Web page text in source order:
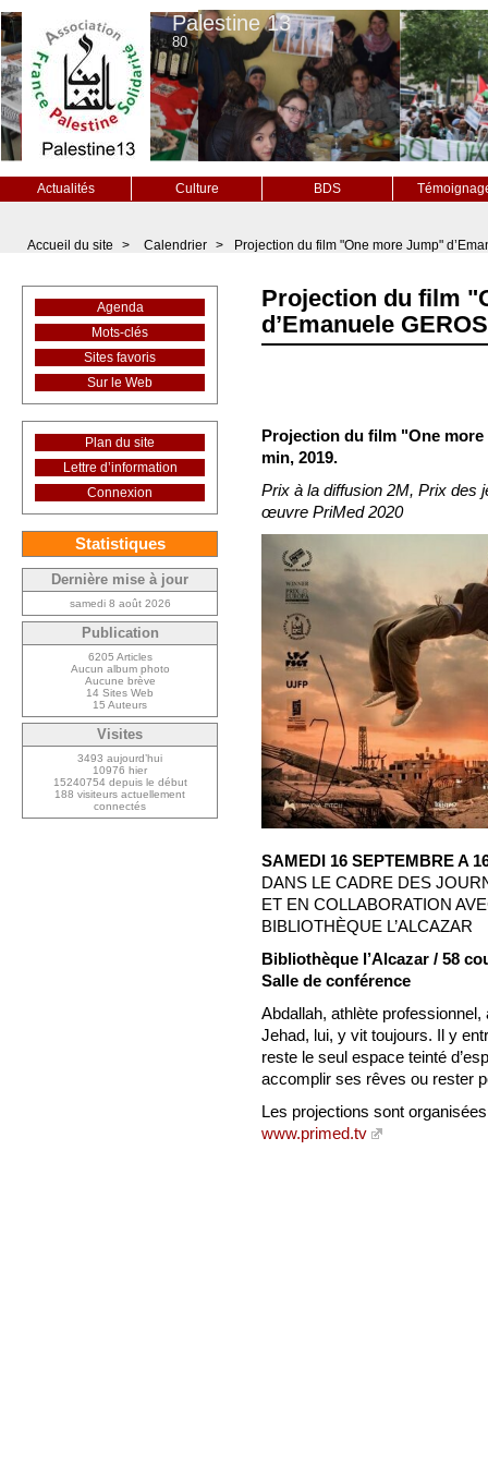
Palestine 13
80
Actualités Culture BDS
Accueil du site > Calendrier > Projection du film "One more Jump"
Projection du film
d’Emanuele
Projection du film "One more
min, 2019.
Prix à la diffusion 2M, Prix des
œuvre PriMed 2020
SAMEDI 16 SEPTEMBRE A
DANS LE CADRE DES
ET EN COLLABORATION
BIBLIOTHÈQUE L’ALCAZAR
Bibliothèque l’Alcazar / 58
Salle de conférence
Abdallah, athlète
Jehad, lui, y vit toujours. Il y
reste le seul espace teinté
accomplir ses rêves ou rester
Les projections sont
www.primed.tv
Agenda
Mots-clés
Sites favoris
Sur le Web
Plan du site
Lettre d’information
Connexion
Statistiques
Dernière mise à jour
samedi 8 août 2026
Publication
6205 Articles
Aucun album photo
Aucune brève
14 Sites Web
15 Auteurs
Visites
3493 aujourd’hui
10976 hier
15240754 depuis le début
188 visiteurs actuellement
connectés